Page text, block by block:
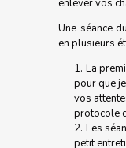
enlever vos
Une séance
en plusieurs
La
pour que
vos
protocole
Les
petit